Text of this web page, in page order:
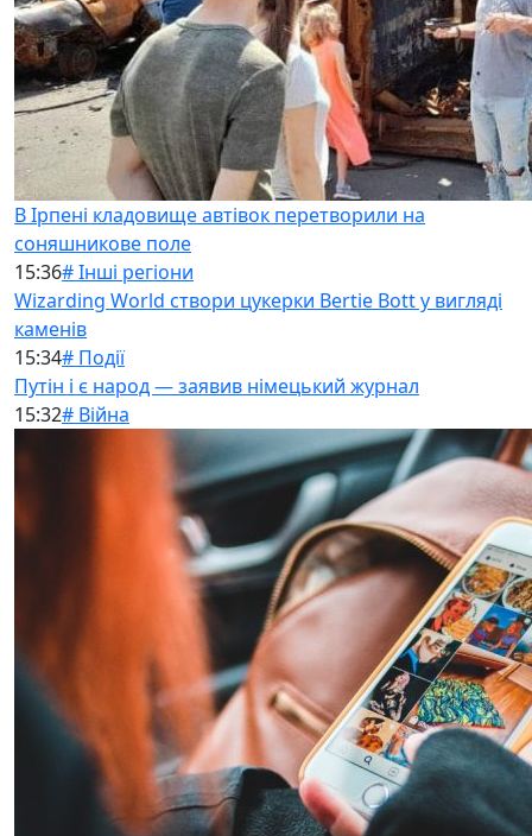
В Ірпені кладовище автівок перетворили на
соняшникове поле
15:36# Інші регіони
Wizarding World створи цукерки Bertie Bott у вигляді
каменів
15:34# Події
Путін і є народ — заявив німецький журнал
15:32# Війна